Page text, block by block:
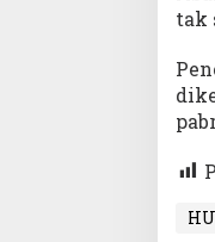
tak